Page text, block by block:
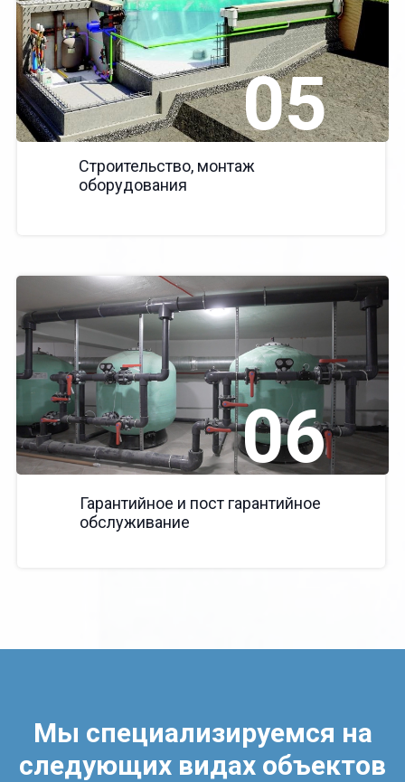
Строительство, монтаж
оборудования
05
Гарантийное и пост гарантийное
обслуживание
06
Мы специализируемся на
следующих видах объектов